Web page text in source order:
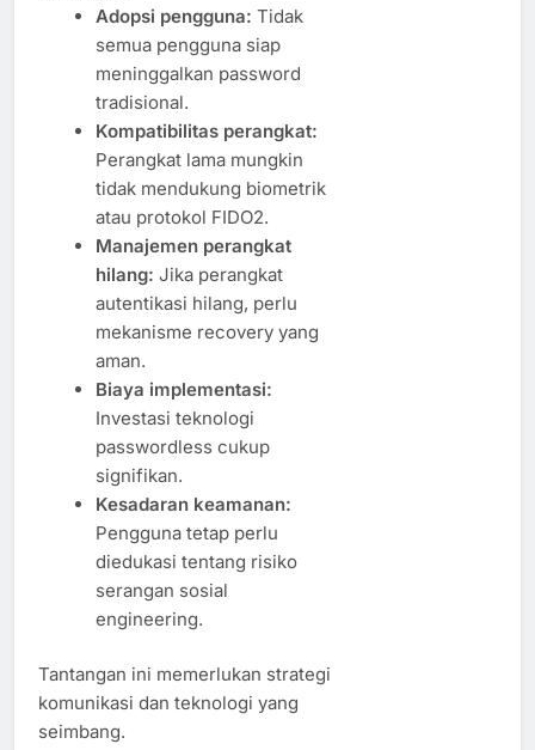
Adopsi pengguna: Tidak
semua pengguna siap
meninggalkan password
tradisional.
Kompatibilitas perangkat:
Perangkat lama mungkin
tidak mendukung biometrik
atau protokol FIDO2.
Manajemen perangkat
hilang: Jika perangkat
autentikasi hilang, perlu
mekanisme recovery yang
aman.
Biaya implementasi:
Investasi teknologi
passwordless cukup
signifikan.
Kesadaran keamanan:
Pengguna tetap perlu
diedukasi tentang risiko
serangan sosial
engineering.
Tantangan ini memerlukan strategi
komunikasi dan teknologi yang
seimbang.